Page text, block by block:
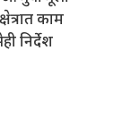
काम
निर्देश